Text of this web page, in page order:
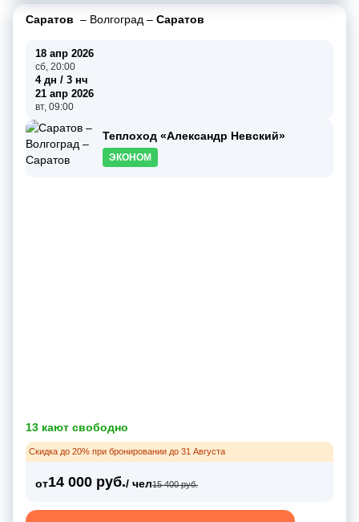
Саратов – Волгоград – Саратов
18 апр 2026
сб, 20:00
4 дн / 3 нч
21 апр 2026
вт, 09:00
Теплоход «Александр Невский»
ЭКОНОМ
13 кают свободно
Скидка до 20% при бронировании до 31 Августа
от14 000 руб./ чел15 400 руб.